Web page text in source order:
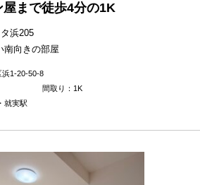
屋まで徒歩4分の1K
浜205
南向きの部屋
浜1-20-50-8
間取り：1K
就実駅